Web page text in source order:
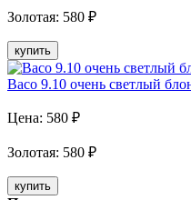
Золотая: 580 ₽
купить
Baco 9.10 очень светлый
Цена: 580 ₽
Золотая: 580 ₽
купить